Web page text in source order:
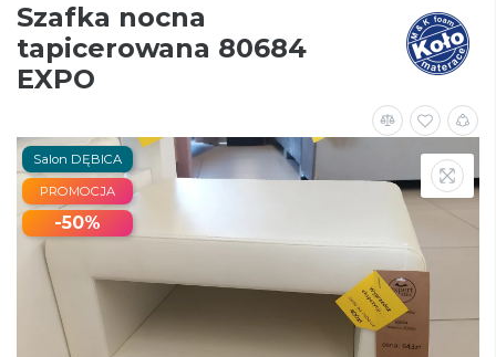
Szafka nocna
tapicerowana 80684
EXPO
PROMOCJA
-50%
Salon DĘBICA